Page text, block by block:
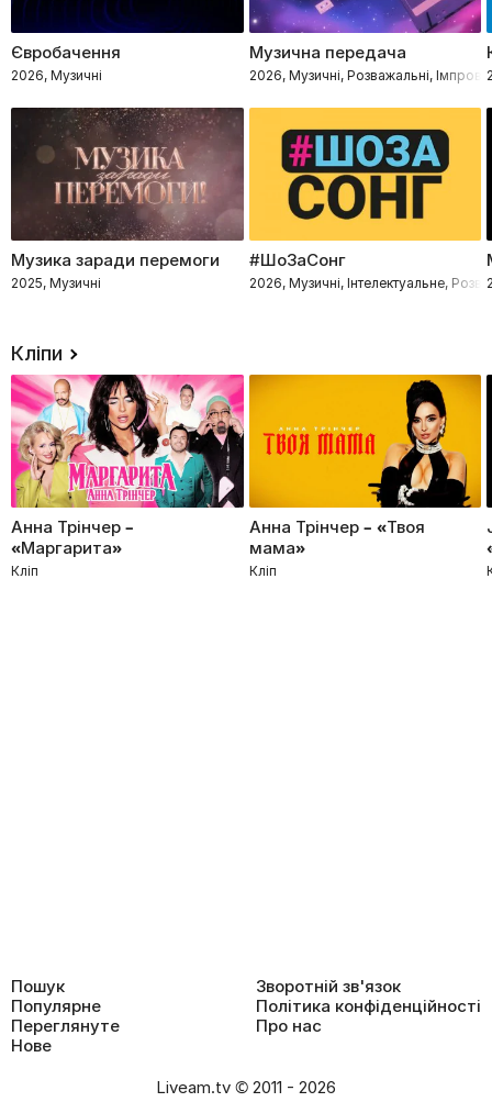
Євробачення
2026, Музичні
Музична передача
2026, Музичні, Розважальні,
Музика заради перемоги
2025, Музичні
#ШоЗаСонг
2026, Музичні, Інтелектуальне,
Кліпи
Анна Трінчер –
«Маргарита»
Кліп
Анна Трінчер – «Твоя
мама»
Кліп
Пошук
Популярне
Переглянуте
Нове
Зворотній зв'язок
Політика конфіденційності
Про нас
Liveam.tv © 2011 - 2026